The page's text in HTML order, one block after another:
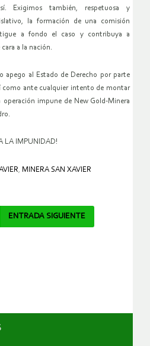
Exigimos también, respetuosa y
la formación de una comisión
a fondo el caso y contribuya a
a la nación.
apego al Estado de Derecho por parte
como ante cualquier intento de montar
impune de New Gold-Minera
LA IMPUNIDAD!
, MINERA SAN XAVIER
ENTRADA SIGUIENTE